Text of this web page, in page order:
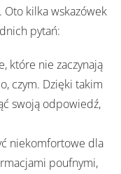
kilka wskazówek
pytań:
które nie zaczynają
czym. Dzięki takim
swoją odpowiedź,
niekomfortowe dla
poufnymi,